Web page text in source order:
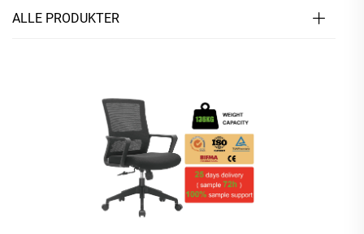
ALLE PRODUKTER